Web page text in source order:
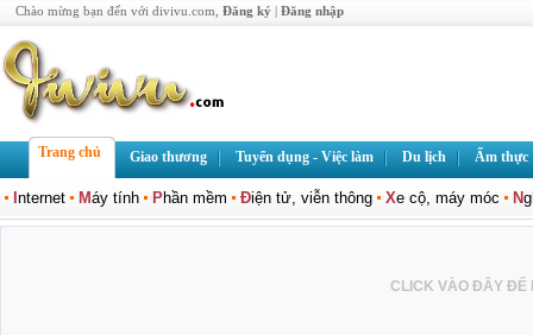
Chào mừng bạn đến với divivu.com, Đăng ký | Đăng nhập
Trang chủ Giao thương Tuyển dụng - Việc làm Du lịch Ẩm thực
nternet Máy tính Phần mềm Điện tử, viễn thông Xe cộ, máy móc N
CLICK VÀO ĐÂY ĐỂ